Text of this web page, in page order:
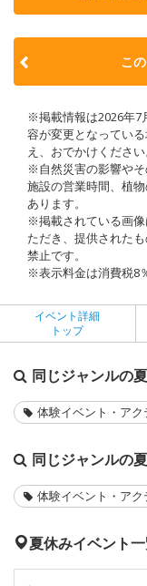
こ
※掲載情報は2026年7
容が変更となってい
え、おでかけください
※自然災害の影響やそ
施設の営業時間、植
あります。
※掲載されている画
ただき、提供された
禁止です。
※表示料金は消費税8
イベント詳細
トップ
同じジャンルの
体験イベント・アク
同じジャンルの
体験イベント・アク
夏休みイベント